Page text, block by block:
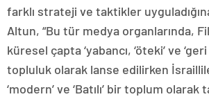
farklı strateji ve taktikler
Altun, “Bu tür medya organlarında,
küresel çapta ‘yabancı, ‘öteki’ ve
topluluk olarak lanse edilirken
‘modern’ ve ‘Batılı’ bir toplum olarak